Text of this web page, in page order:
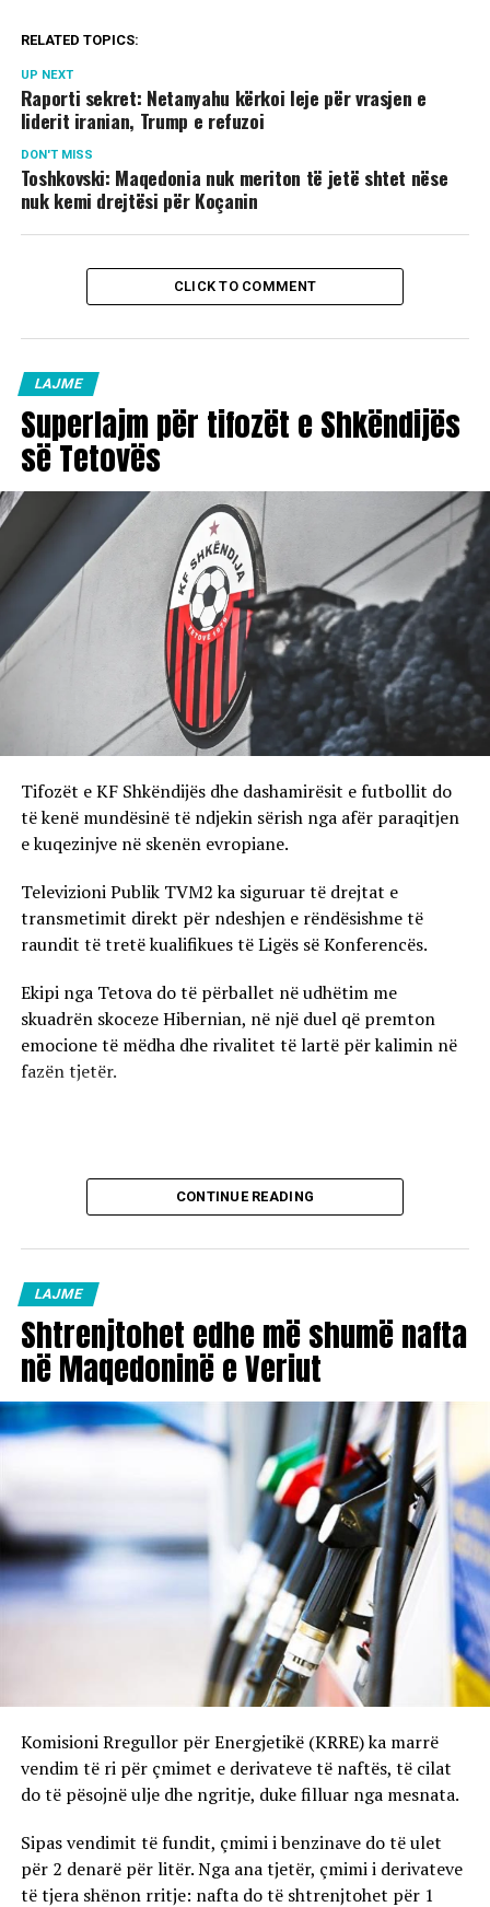
RELATED TOPICS:
UP NEXT
Raporti sekret: Netanyahu kërkoi leje për vrasjen e
liderit iranian, Trump e refuzoi
DON'T MISS
Toshkovski: Maqedonia nuk meriton të jetë shtet nëse
nuk kemi drejtësi për Koçanin
CLICK TO COMMENT
LAJME
Superlajm për tifozët e Shkëndijës
së Tetovës
Tifozët e KF Shkëndijës dhe dashamirësit e futbollit do
të kenë mundësinë të ndjekin sërish nga afër paraqitjen
e kuqezinjve në skenën evropiane.
Televizioni Publik TVM2 ka siguruar të drejtat e
transmetimit direkt për ndeshjen e rëndësishme të
raundit të tretë kualifikues të Ligës së Konferencës.
Ekipi nga Tetova do të përballet në udhëtim me
skuadrën skoceze Hibernian, në një duel që premton
emocione të mëdha dhe rivalitet të lartë për kalimin në
fazën tjetër.
CONTINUE READING
LAJME
Shtrenjtohet edhe më shumë nafta
në Maqedoninë e Veriut
Komisioni Rregullor për Energjetikë (KRRE) ka marrë
vendim të ri për çmimet e derivateve të naftës, të cilat
do të pësojnë ulje dhe ngritje, duke filluar nga mesnata.
Sipas vendimit të fundit, çmimi i benzinave do të ulet
për 2 denarë për litër. Nga ana tjetër, çmimi i derivateve
të tjera shënon rritje: nafta do të shtrenjtohet për 1